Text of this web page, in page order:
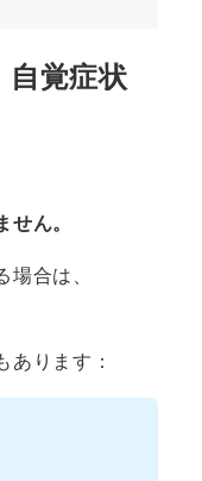
自覚症状
せん。
場合は、
あります：